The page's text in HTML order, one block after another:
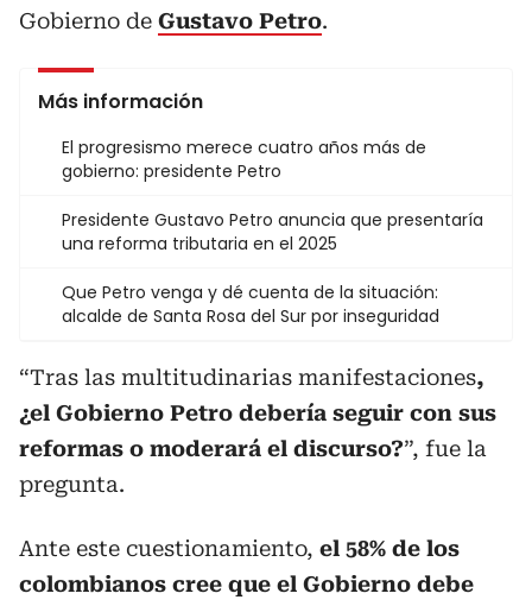
Gobierno de Gustavo Petro.
Más información
El progresismo merece cuatro años más de
gobierno: presidente Petro
Presidente Gustavo Petro anuncia que presentaría
una reforma tributaria en el 2025
Que Petro venga y dé cuenta de la situación:
alcalde de Santa Rosa del Sur por inseguridad
“Tras las multitudinarias manifestaciones,
¿el Gobierno Petro debería seguir con sus
reformas o moderará el discurso?”, fue la
pregunta.
Ante este cuestionamiento, el 58% de los
colombianos cree que el Gobierno debe